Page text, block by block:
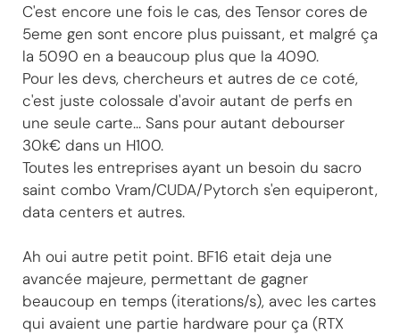
C'est encore une fois le cas, des Tensor cores de
5eme gen sont encore plus puissant, et malgré ça
la 5090 en a beaucoup plus que la 4090.
Pour les devs, chercheurs et autres de ce coté,
c'est juste colossale d'avoir autant de perfs en
une seule carte... Sans pour autant debourser
30k€ dans un H100.
Toutes les entreprises ayant un besoin du sacro
saint combo Vram/CUDA/Pytorch s'en equiperont,
data centers et autres.
Ah oui autre petit point. BF16 etait deja une
avancée majeure, permettant de gagner
beaucoup en temps (iterations/s), avec les cartes
qui avaient une partie hardware pour ça (RTX